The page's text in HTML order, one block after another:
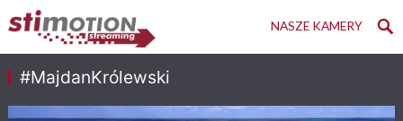
NASZE KAMERY
#MajdanKrólewski